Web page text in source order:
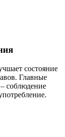
состояние
Главные
соблюдение